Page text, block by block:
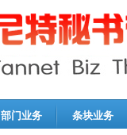
部门业务 条块业务